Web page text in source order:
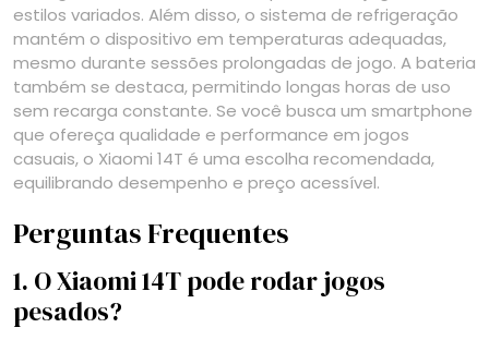
estilos variados. Além disso, o sistema de refrigeração
mantém o dispositivo em temperaturas adequadas,
mesmo durante sessões prolongadas de jogo. A bateria
também se destaca, permitindo longas horas de uso
sem recarga constante. Se você busca um smartphone
que ofereça qualidade e performance em jogos
casuais, o Xiaomi 14T é uma escolha recomendada,
equilibrando desempenho e preço acessível.
Perguntas Frequentes
1. O Xiaomi 14T pode rodar jogos
pesados?